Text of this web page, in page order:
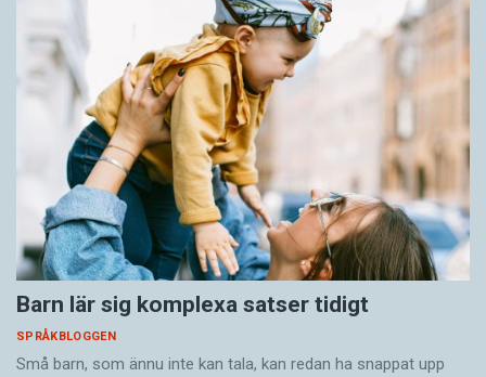
Barn lär sig komplexa satser tidigt
SPRÅKBLOGGEN
Små barn, som ännu inte kan tala, kan redan ha snappat upp